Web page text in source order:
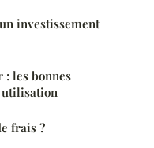
investissement
les bonnes
frais ?